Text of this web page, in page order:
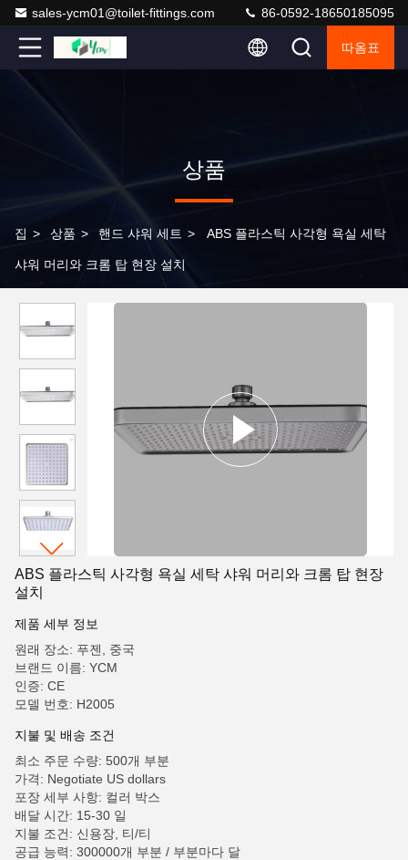
sales-ycm01@toilet-fittings.com 86-0592-18650185095
따옴표
상품
집 > 상품 > 핸드 샤워 세트 > ABS 플라스틱 사각형 욕실 세탁
샤워 머리와 크롬 탑 현장 설치
ABS 플라스틱 사각형 욕실 세탁 샤워 머리와 크롬 탑 현장
설치
제품 세부 정보
원래 장소: 푸젠, 중국
브랜드 이름: YCM
인증: CE
모델 번호: H2005
지불 및 배송 조건
최소 주문 수량: 500개 부분
가격: Negotiate US dollars
포장 세부 사항: 컬러 박스
배달 시간: 15-30 일
지불 조건: 신용장, 티/티
공급 능력: 300000개 부분 / 부분마다 달